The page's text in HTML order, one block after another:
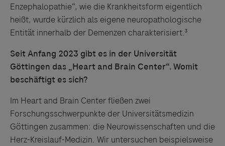
Enzephalopathie“, wie die Krankheitsform eigentlich
heißt, wurde kürzlich als eigene neuropathologische
Entität innerhalb der Demenzen charakterisiert.³
Seit Anfang 2023 gibt es in der Universität
Göttingen das „Heart and Brain Center“. Womit
beschäftigt es sich?
Im Heart and Brain Center fließen zwei
Forschungsschwerpunkte der Universitätsmedizin
Göttingen zusammen: die Neurowissenschaften und die
Herz-Kreislauf-Medizin. Wir untersuchen beispielsweise